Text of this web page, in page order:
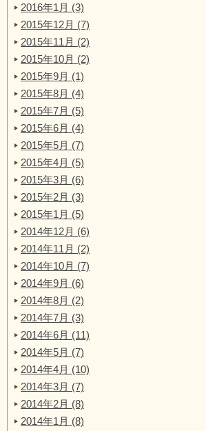
2016年1月 (3)
2015年12月 (7)
2015年11月 (2)
2015年10月 (2)
2015年9月 (1)
2015年8月 (4)
2015年7月 (5)
2015年6月 (4)
2015年5月 (7)
2015年4月 (5)
2015年3月 (6)
2015年2月 (3)
2015年1月 (5)
2014年12月 (6)
2014年11月 (2)
2014年10月 (7)
2014年9月 (6)
2014年8月 (2)
2014年7月 (3)
2014年6月 (11)
2014年5月 (7)
2014年4月 (10)
2014年3月 (7)
2014年2月 (8)
2014年1月 (8)